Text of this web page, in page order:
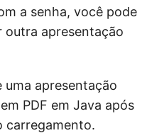
a senha, você pode
apresentação
apresentação
PDF em Java após
carregamento.